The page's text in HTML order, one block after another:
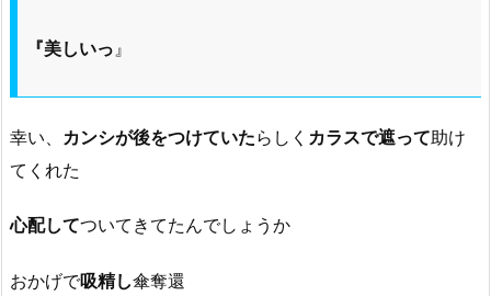
『美しいっ』
幸い、 カンシが後をつけていたらしく カラスで遮って助け
てくれた
心配してついてきてたんでしょうか
おかげで吸精し傘奪還